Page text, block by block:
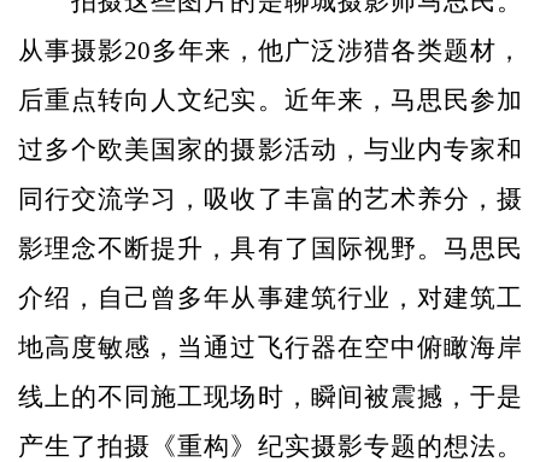
从事摄影20多年来，他广泛涉猎各类题材，
后重点转向人文纪实。近年来，马思民参加
过多个欧美国家的摄影活动，与业内专家和
同行交流学习，吸收了丰富的艺术养分，摄
影理念不断提升，具有了国际视野。马思民
介绍，自己曾多年从事建筑行业，对建筑工
地高度敏感，当通过飞行器在空中俯瞰海岸
线上的不同施工现场时，瞬间被震撼，于是
产生了拍摄《重构》纪实摄影专题的想法。